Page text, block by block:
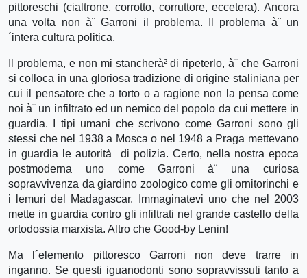
pittoreschi (cialtrone, corrotto, corruttore, eccetera). Ancora
una volta non à¨ Garroni il problema. Il problema à¨ un
´intera cultura politica.
Il problema, e non mi stancherà² di ripeterlo, à¨ che Garroni
si colloca in una gloriosa tradizione di origine staliniana per
cui il pensatore che a torto o a ragione non la pensa come
noi à¨ un infiltrato ed un nemico del popolo da cui mettere in
guardia. I tipi umani che scrivono come Garroni sono gli
stessi che nel 1938 a Mosca o nel 1948 a Praga mettevano
in guardia le autorità di polizia. Certo, nella nostra epoca
postmoderna uno come Garroni à¨ una curiosa
sopravvivenza da giardino zoologico come gli ornitorinchi e
i lemuri del Madagascar. Immaginatevi uno che nel 2003
mette in guardia contro gli infiltrati nel grande castello della
ortodossia marxista. Altro che Good-by Lenin!
Ma l´elemento pittoresco Garroni non deve trarre in
inganno. Se questi iguanodonti sono sopravvissuti tanto a